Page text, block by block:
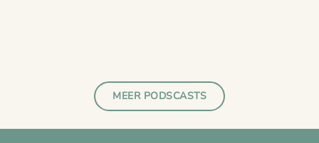
MEER PODSCASTS